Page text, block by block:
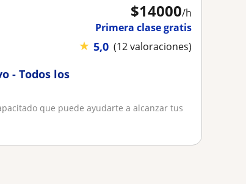
$14000/h
Primera clase gratis
★ 5,0 (12 valoraciones)
- Todos los
que puede ayudarte a alcanzar tus